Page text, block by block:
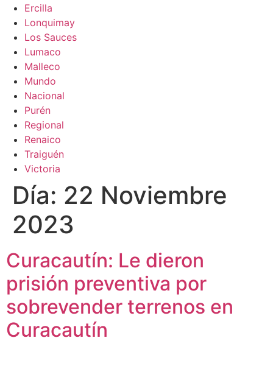
Ercilla
Lonquimay
Los Sauces
Lumaco
Malleco
Mundo
Nacional
Purén
Regional
Renaico
Traiguén
Victoria
Día: 22 Noviembre
2023
Curacautín: Le dieron
prisión preventiva por
sobrevender terrenos en
Curacautín